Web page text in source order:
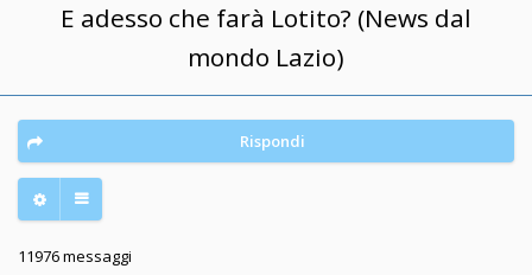
E adesso che farà Lotito? (News dal
mondo Lazio)
Rispondi
11976 messaggi